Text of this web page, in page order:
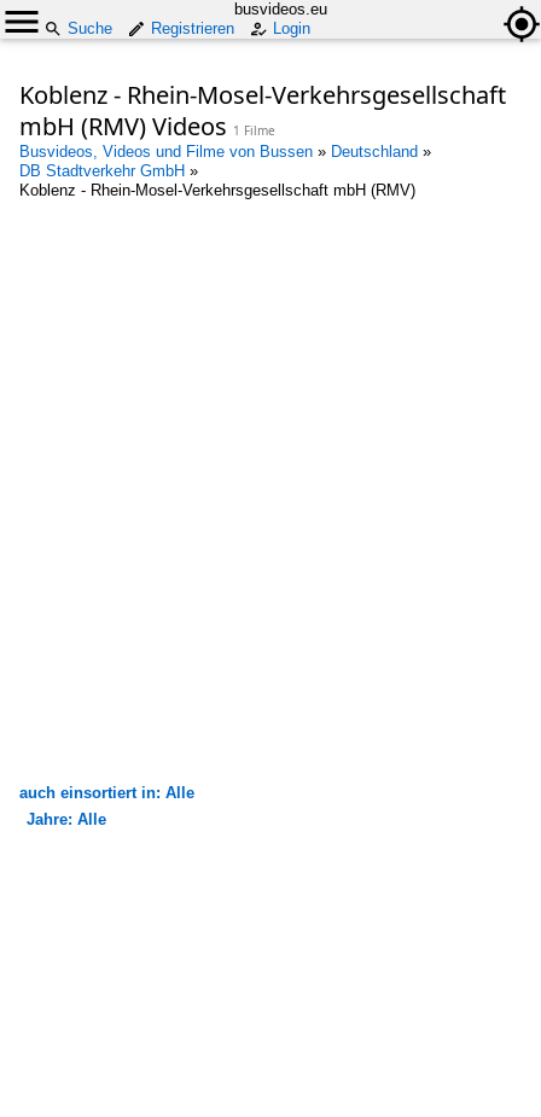
busvideos.eu
Suche
Registrieren Login
Koblenz - Rhein-Mosel-Verkehrsgesellschaft
mbH (RMV) Videos 1 Filme
Busvideos, Videos und Filme von Bussen » Deutschland »
DB Stadtverkehr GmbH »
Koblenz - Rhein-Mosel-Verkehrsgesellschaft mbH (RMV)
auch einsortiert in: Alle
Jahre: Alle